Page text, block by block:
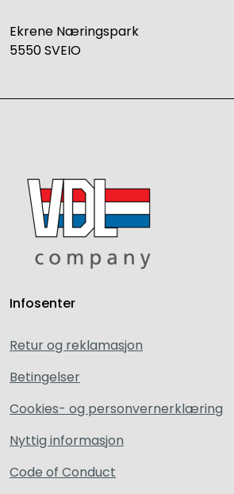
Ekrene Næringspark
5550 SVEIO
Infosenter
Retur og reklamasjon
Betingelser
Cookies- og personvernerklæring
Nyttig informasjon
Code of Conduct